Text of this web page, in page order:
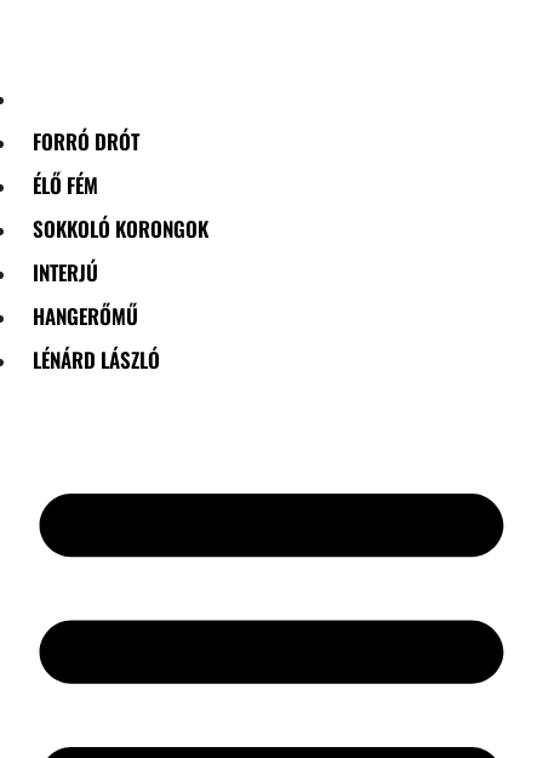
FORRÓ DRÓT
ÉLŐ FÉM
SOKKOLÓ KORONGOK
INTERJÚ
HANGERŐMŰ
LÉNÁRD LÁSZLÓ